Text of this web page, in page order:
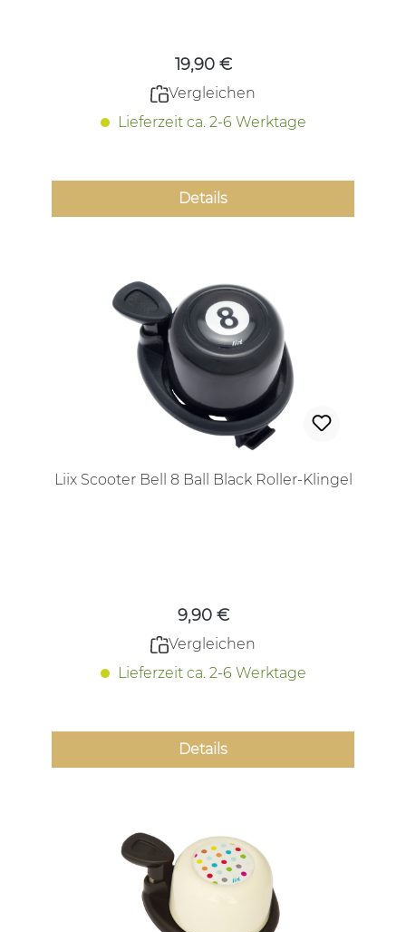
19,90 €
Vergleichen
Lieferzeit ca. 2-6 Werktage
Details
Liix Scooter Bell 8 Ball Black Roller-Klingel
9,90 €
Vergleichen
Lieferzeit ca. 2-6 Werktage
Details